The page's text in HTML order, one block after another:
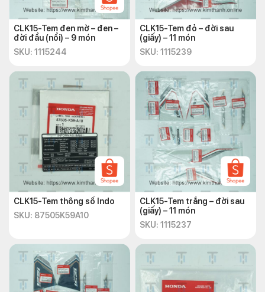
CLK15-Tem đen mờ – đen –
đời đầu (nổi) – 9 món
SKU: 1115244
CLK15-Tem đỏ – đời sau
(giấy) – 11 món
SKU: 1115239
CLK15-Tem thông số Indo
SKU: 87505K59A10
CLK15-Tem trắng – đời sau
(giấy) – 11 món
SKU: 1115237